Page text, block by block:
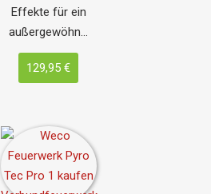
Effekte für ein
außergewöhn…
129,95 €